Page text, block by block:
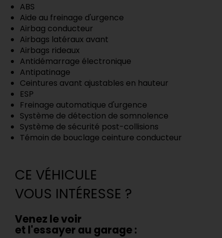
ABS
Aide au freinage d'urgence
Airbag conducteur
Airbags latéraux avant
Airbags rideaux
Antidémarrage électronique
Antipatinage
Ceintures avant ajustables en hauteur
ESP
Freinage automatique d'urgence
Système de détection de somnolence
Système de sécurité post-collisions
Témoin de bouclage ceinture conducteur
CE VÉHICULE
VOUS INTÉRESSE ?
Venez le voir
et l'essayer au garage :